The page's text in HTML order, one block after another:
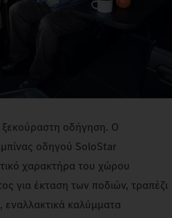
ξεκούραστη οδήγηση. Ο
οδηγού SoloStar
χαρακτήρα του χώρου
για έκταση των ποδιών, τραπέζι
εναλλακτικά καλύμματα